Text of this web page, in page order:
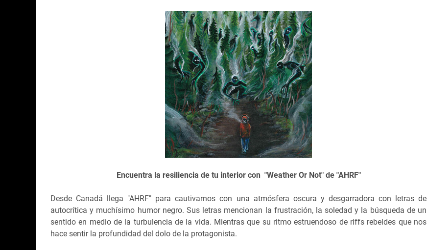
Encuentra la resiliencia de tu interior con "Weather Or Not" de "AHRF"
Desde Canadá llega "AHRF" para cautivarnos con una atmósfera oscura y desgarradora con letras de
autocrítica y muchísimo humor negro. Sus letras mencionan la frustración, la soledad y la búsqueda de un
sentido en medio de la turbulencia de la vida. Mientras que su ritmo estruendoso de riffs rebeldes que nos
hace sentir la profundidad del dolo de la protagonista.